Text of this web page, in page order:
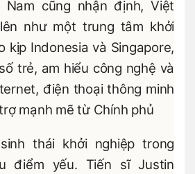
Nam cũng nhận định, Việt
như một trung tâm khởi
kịp Indonesia và Singapore,
trẻ, am hiểu công nghệ và
điện thoại thông minh
mạnh mẽ từ Chính phủ
thái khởi nghiệp trong
điểm yếu. Tiến sĩ Justin